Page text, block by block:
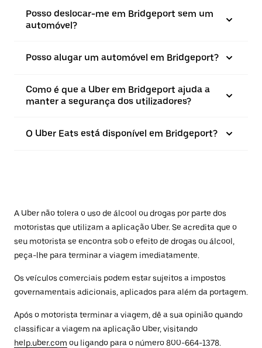
Posso deslocar-me em Bridgeport sem um
automóvel?
Posso alugar um automóvel em Bridgeport?
Como é que a Uber em Bridgeport ajuda a
manter a segurança dos utilizadores?
O Uber Eats está disponível em Bridgeport?
A Uber não tolera o uso de álcool ou drogas por parte dos
motoristas que utilizam a aplicação Uber. Se acredita que o
seu motorista se encontra sob o efeito de drogas ou álcool,
peça-lhe para terminar a viagem imediatamente.
Os veículos comerciais podem estar sujeitos a impostos
governamentais adicionais, aplicados para além da portagem.
Após o motorista terminar a viagem, dê a sua opinião quando
classificar a viagem na aplicação Uber, visitando
help.uber.com ou ligando para o número 800-664-1378.